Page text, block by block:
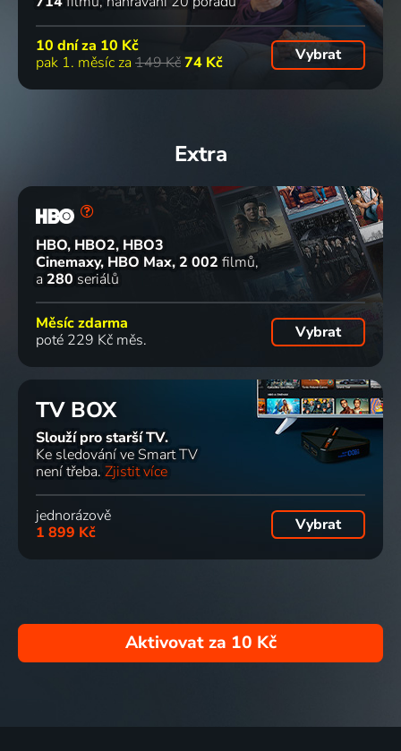
10 dní za 10 Kč
pak 1. měsíc za 149 Kč74 Kč Vybrat
Extra
HBO, HBO2, HBO3
Cinemaxy, HBO Max 2 002 filmů
a 280 seriálů
Měsíc zdarma
poté 229 Kč měs.
Vybrat
TV BOX
Slouží pro starší TV.
Ke sledování ve Smart TV
není třeba. Zjistit více
jednorázově
1 899 Kč
Vybrat
Aktivovat za 10 Kč